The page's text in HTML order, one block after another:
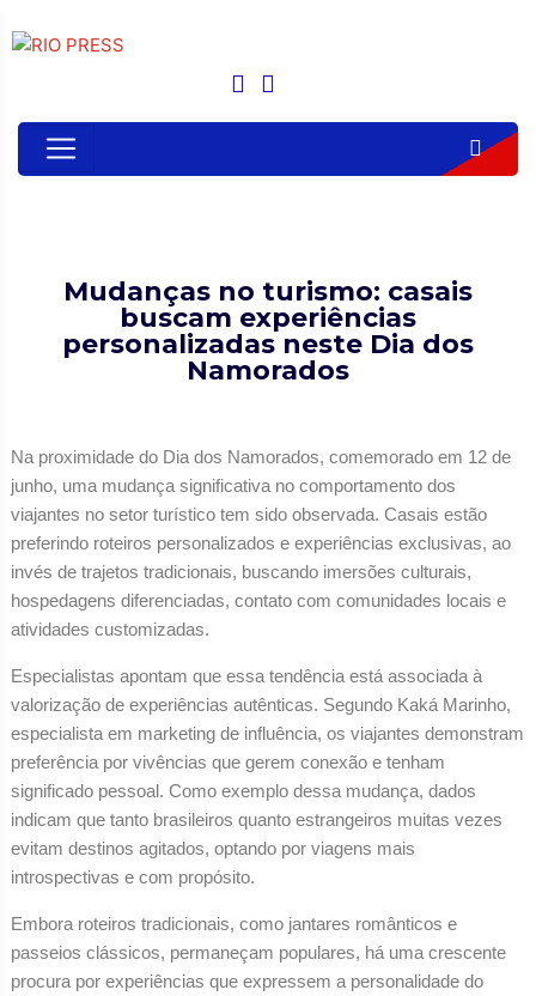
Mudanças no turismo: casais
buscam experiências
personalizadas neste Dia dos
Namorados
Na proximidade do Dia dos Namorados, comemorado em 12 de
junho, uma mudança significativa no comportamento dos
viajantes no setor turístico tem sido observada. Casais estão
preferindo roteiros personalizados e experiências exclusivas, ao
invés de trajetos tradicionais, buscando imersões culturais,
hospedagens diferenciadas, contato com comunidades locais e
atividades customizadas.
Especialistas apontam que essa tendência está associada à
valorização de experiências autênticas. Segundo Kaká Marinho,
especialista em marketing de influência, os viajantes demonstram
preferência por vivências que gerem conexão e tenham
significado pessoal. Como exemplo dessa mudança, dados
indicam que tanto brasileiros quanto estrangeiros muitas vezes
evitam destinos agitados, optando por viagens mais
introspectivas e com propósito.
Embora roteiros tradicionais, como jantares românticos e
passeios clássicos, permaneçam populares, há uma crescente
procura por experiências que expressem a personalidade do